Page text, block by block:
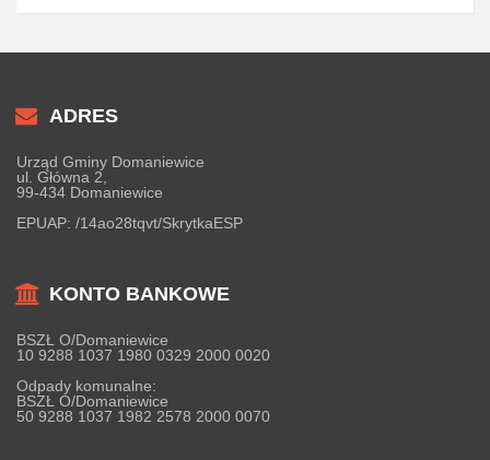
ADRES
Urząd Gminy Domaniewice
ul. Główna 2,
99-434 Domaniewice
EPUAP: /14ao28tqvt/SkrytkaESP
KONTO BANKOWE
BSZŁ O/Domaniewice
10 9288 1037 1980 0329 2000 0020
Odpady komunalne:
BSZŁ O/Domaniewice
50 9288 1037 1982 2578 2000 0070